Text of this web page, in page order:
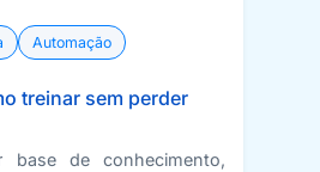
Automação
treinar sem perder
base de conhecimento,